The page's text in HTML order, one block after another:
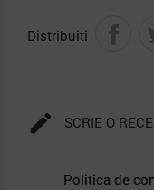
Distribuiti
 SCRIE O
Politica de